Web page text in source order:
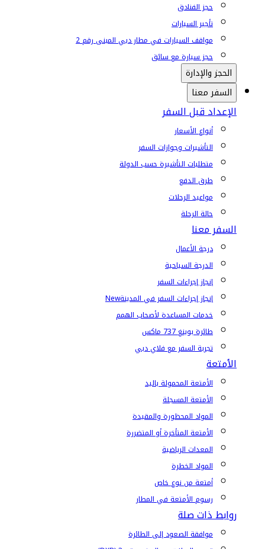
حجز الفنادق
تأجير السيارات
مواقف السيارات في مطار دبي المبنى رقم 2
حجز سيارة مع سائق
الحجز والإدارة
السفر معنا
الإعداد قبل السفر
أنواع الأسعار
التأشيرات وجوازات السفر
متطلبات التأشيرة حسب الدولة
طرق الدفع
مواعيد الرحلات
حالة الرحلة
السفر معنا
درجة الأعمال
الدرجة السياحية
إنجاز إجراءات السفر
إنجاز إجراءات السفر في المدينةNew
خدمات المساعدة لأصحاب الهمم
طائرة بوينغ 737 ماكس
تجربة السفر مع فلاي دبي
الأمتعة
الأمتعة المحمولة باليد
الأمتعة المسجلة
المواد المحظورة والمقيدة
الأمتعة المتأخرة أو المتضررة
المعدات الرياضية
المواد الخطرة
أمتعة من نوع خاص
رسوم الأمتعة في المطار
روابط ذات صلة
موافقة الصعود إلى الطائرة